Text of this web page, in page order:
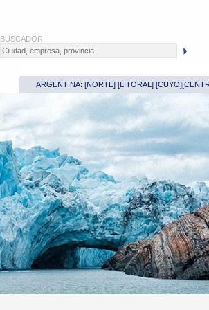
BUSCADOR
ARGENTINA: [NORTE] [LITORAL ] [CUYO][